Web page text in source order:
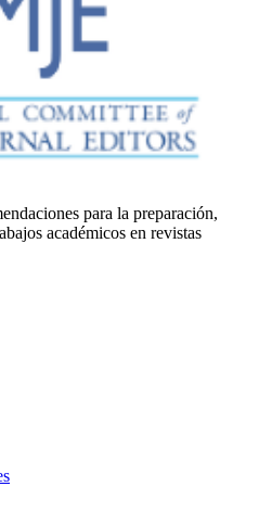
para la preparación,
académicos en revistas